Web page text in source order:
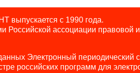
с 1990 года.
Российской ассоциации правовой
Электронный периодический
российских программ для